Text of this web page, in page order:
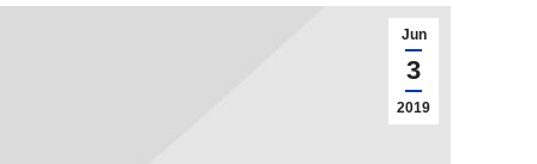
Jun
3
2019